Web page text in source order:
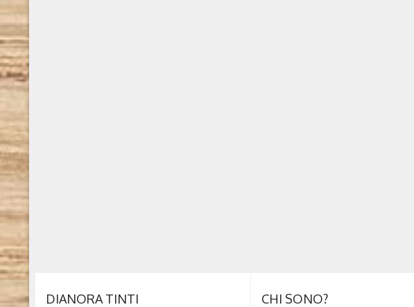
DIANORA TINTI CHI SONO?